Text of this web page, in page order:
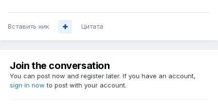
Вставить ник Цитата
Join the conversation
You can post now and register later. If you have an account,
sign in now to post with your account.